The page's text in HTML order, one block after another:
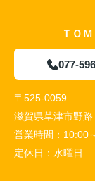
ＴＯ
077-
〒525-0059
滋賀県草津市野路
営業時間： 10:00
定休日： 水曜日